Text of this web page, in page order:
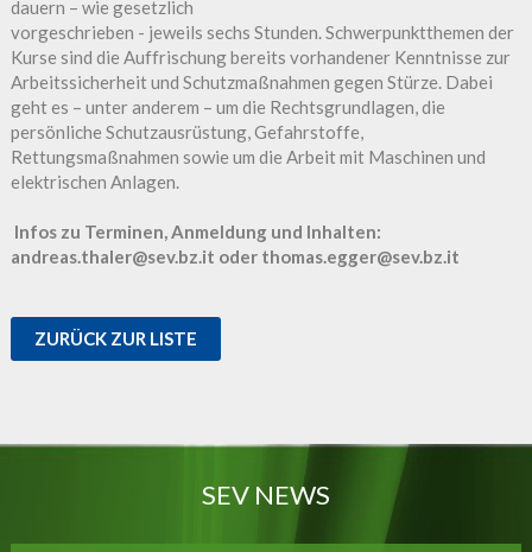
dauern – wie gesetzlich
vorgeschrieben - jeweils sechs Stunden. Schwerpunktthemen der
Kurse sind die Auffrischung bereits vorhandener Kenntnisse zur
Arbeitssicherheit und Schutzmaßnahmen gegen Stürze. Dabei
geht es – unter anderem – um die Rechtsgrundlagen, die
persönliche Schutzausrüstung, Gefahrstoffe,
Rettungsmaßnahmen sowie um die Arbeit mit Maschinen und
elektrischen Anlagen.
Infos zu Terminen, Anmeldung und Inhalten:
andreas.thaler@sev.bz.it oder thomas.egger@sev.bz.it
ZURÜCK ZUR LISTE
SEV NEWS